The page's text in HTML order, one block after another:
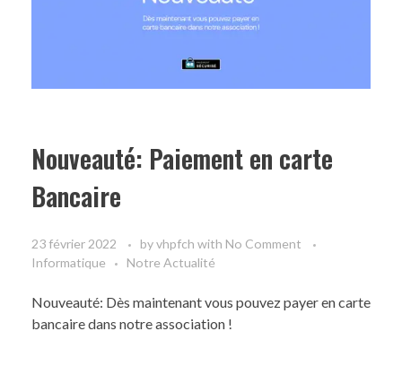
Nouveauté: Paiement en carte
Bancaire
23 février 2022 byvhpfch with No Comment
Informatique
Notre Actualité
Nouveauté: Dès maintenant vous pouvez payer en carte
bancaire dans notre association !